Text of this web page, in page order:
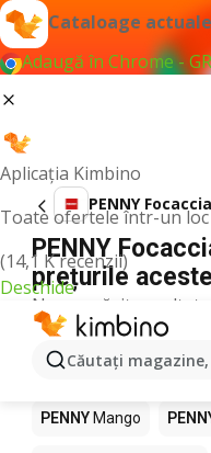
Cataloage
Adaugă în Chrome -
Aplicația Kimbino
Toate ofertele într-un loc
(14,1 K recenzii)
Deschide
Căutaţi
PENNY Focaccia
PENNY
prețurile
Nu am găsit
Alte produse în
PENNY Pizza PENNY
PENNY Mango